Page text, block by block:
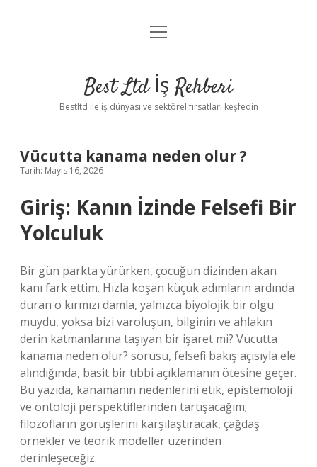
Anasayfa
Yasal Uyarı
menüyü
Best Ltd İş Rehberi
Bestltd ile iş dünyası ve sektörel fırsatları keşfedin
Vücutta kanama neden olur ?
Tarih: Mayıs 16, 2026
Giriş: Kanın İzinde Felsefi Bir
Yolculuk
Bir gün parkta yürürken, çocuğun dizinden akan
kanı fark ettim. Hızla koşan küçük adımların ardında
duran o kırmızı damla, yalnızca biyolojik bir olgu
muydu, yoksa bizi varoluşun, bilginin ve ahlakın
derin katmanlarına taşıyan bir işaret mi? Vücutta
kanama neden olur? sorusu, felsefi bakış açısıyla ele
alındığında, basit bir tıbbi açıklamanın ötesine geçer.
Bu yazıda, kanamanın nedenlerini etik, epistemoloji
ve ontoloji perspektiflerinden tartışacağım;
filozofların görüşlerini karşılaştıracak, çağdaş
örnekler ve teorik modeller üzerinden
derinleşeceğiz.